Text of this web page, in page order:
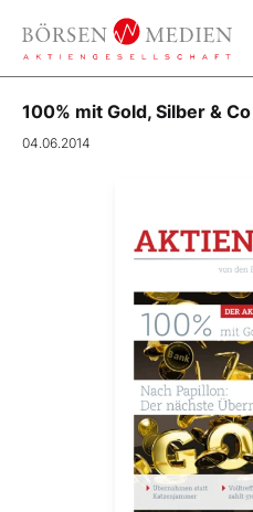
100% mit Gold, Silber & Co
04.06.2014